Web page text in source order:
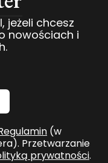
jeżeli chcesz
nowościach i
(w
Przetwarzanie
prywatności.